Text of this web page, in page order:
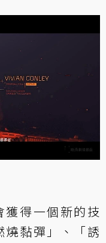
獲得一個新的技
黏彈」、「誘